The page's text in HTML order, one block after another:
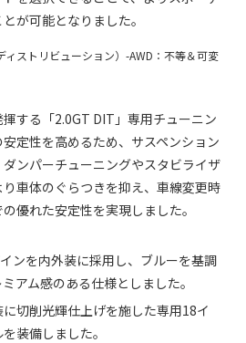
が可能となりました。
ィストリビューション）-AWD：不等＆可変
する「2.0GT DIT」専用チューニン
定性を高めるため、サスペンション
ンパーチューニングやスタビライザ
車体のぐらつきを抑え、車線変更時
優れた安定性を実現しました。
ンを内外装に採用し、ブルーを基調
アム感のある仕様としました。
切削光輝仕上げを施した専用18イ
装備しました。